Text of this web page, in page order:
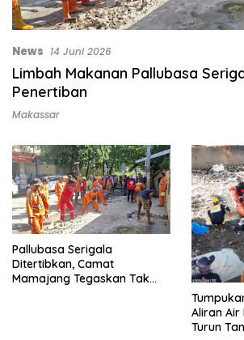
News 14 Juni 2026
Limbah Makanan Pallubasa
Penertiban
Makassar
Pallubasa Serigala
Ditertibkan, Camat
Mamajang Tegaskan Tak
Aliran Air
Turun